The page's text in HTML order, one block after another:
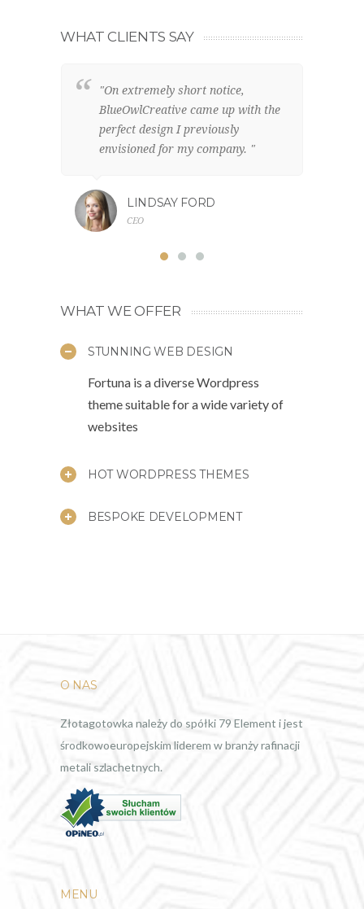
WHAT CLIENTS SAY
"On extremely short notice,
BlueOwlCreative came up with the
perfect design I previously
envisioned for my company. "
LINDSAY FORD
CEO
WHAT WE OFFER
STUNNING WEB DESIGN
Fortuna is a diverse Wordpress
theme suitable for a wide variety of
websites
HOT WORDPRESS THEMES
BESPOKE DEVELOPMENT
O NAS
Złotagotowka należy do spółki 79 Element i jest
środkowoeuropejskim liderem w branży rafinacji
metali szlachetnych.
MENU